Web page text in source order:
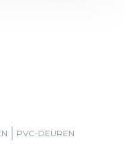
PVC-DEUREN